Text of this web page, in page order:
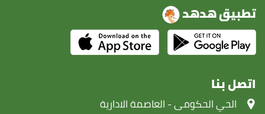
تطبيق هدهد
اتصل بنا
‏الحي الحكومى - العاصمة الادارية